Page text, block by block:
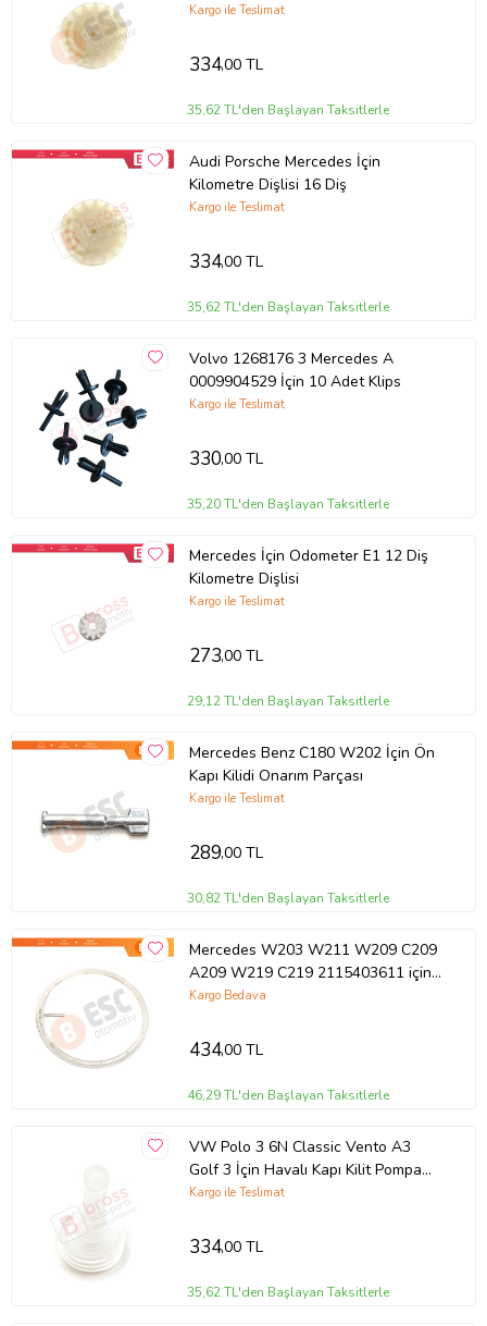
Kargo ile Teslimat
334,00 TL
35,62 TL'den Başlayan Taksitlerle
Audi Porsche Mercedes İçin
Kilometre Dişlisi 16 Diş
Kargo ile Teslimat
334,00 TL
35,62 TL'den Başlayan Taksitlerle
Volvo 1268176 3 Mercedes A
0009904529 İçin 10 Adet Klips
Kargo ile Teslimat
330,00 TL
35,20 TL'den Başlayan Taksitlerle
Mercedes İçin Odometer E1 12 Diş
Kilometre Dişlisi
Kargo ile Teslimat
273,00 TL
29,12 TL'den Başlayan Taksitlerle
Mercedes Benz C180 W202 İçin Ön
Kapı Kilidi Onarım Parçası
Kargo ile Teslimat
289,00 TL
30,82 TL'den Başlayan Taksitlerle
Mercedes W203 W211 W209 C209
A209 W219 C219 2115403611 için
Kilometre Hız Gösterge Onarım
Kargo Bedava
434,00 TL
46,29 TL'den Başlayan Taksitlerle
VW Polo 3 6N Classic Vento A3
Golf 3 İçin Havalı Kapı Kilit Pompa
Vakum Valf Diyafram Körüğü
Kargo ile Teslimat
334,00 TL
35,62 TL'den Başlayan Taksitlerle